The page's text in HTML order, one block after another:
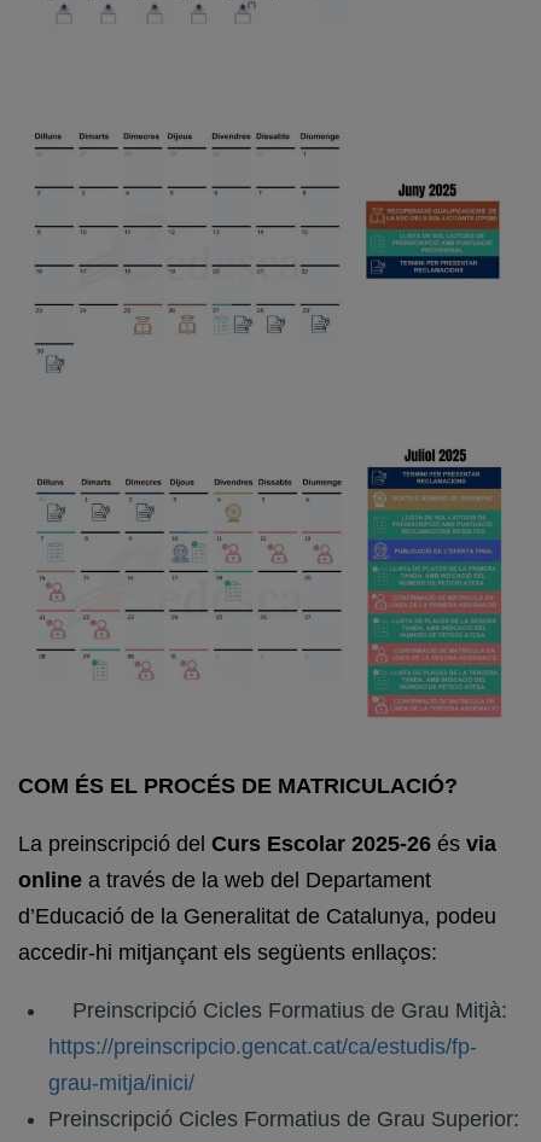
COM ÉS EL PROCÉS DE MATRICULACIÓ?
La preinscripció del Curs Escolar 2025-26 és via
online a través de la web del Departament
d’Educació de la Generalitat de Catalunya, podeu
accedir-hi mitjançant els següents enllaços:
Preinscripció Cicles Formatius de Grau Mitjà:
https://preinscripcio.gencat.cat/ca/estudis/fp-
grau-mitja/inici/
Preinscripció Cicles Formatius de Grau Superior: